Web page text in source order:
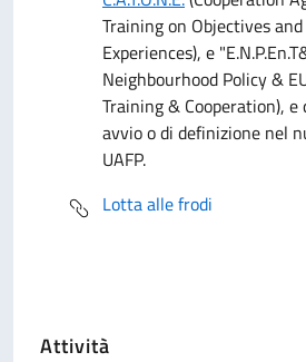
Training on Objectives
Experiences), e
Neighbourhood Policy &
Training & Cooperation), e
avvio o di definizione nel
UAFP.
Lotta alle frodi
Attività